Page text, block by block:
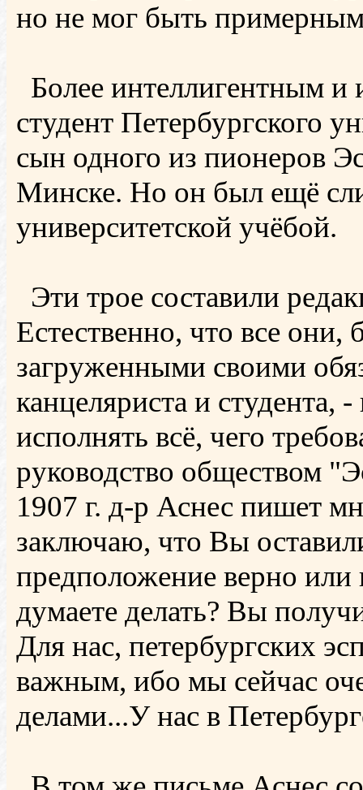
но не мог быть
Более интеллигентным
студент Петербургского
сын одного из пионеров
Минске. Но он был ещё
университетской учёбой.
Эти трое составили
Естественно, что все они,
загруженными своими
канцеляриста и студента,
исполнять всё, чего
руководство обществом
1907 г. д-р Аснес пишет
заключаю, что Вы
предположение верно
думаете делать? Вы
Для нас, петербургских
важным, ибо мы сейчас
делами...У нас в